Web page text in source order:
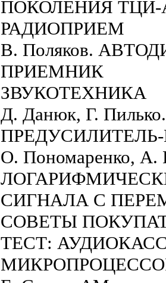
ПОКОЛЕНИЯ
РАДИОПРИЕМ
В. Поляков.
ПРИЕМНИК
ЗВУКОТЕХНИКА
Д. Данюк, Г.
О. Пономаренко, А.
СИГНАЛА С
СОВЕТЫ
ТЕСТ: